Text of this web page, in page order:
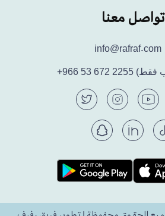
تواصل معنا
info@rafraf.com
+966 53 672 2255